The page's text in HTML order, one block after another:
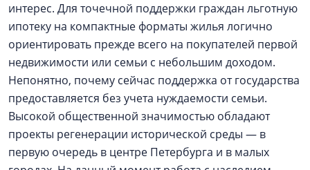
интерес. Для точечной поддержки граждан льготную
ипотеку на компактные форматы жилья логично
ориентировать прежде всего на покупателей первой
недвижимости или семьи с небольшим доходом.
Непонятно, почему сейчас поддержка от государства
предоставляется без учета нуждаемости семьи.
Высокой общественной значимостью обладают
проекты регенерации исторической среды — в
первую очередь в центре Петербурга и в малых